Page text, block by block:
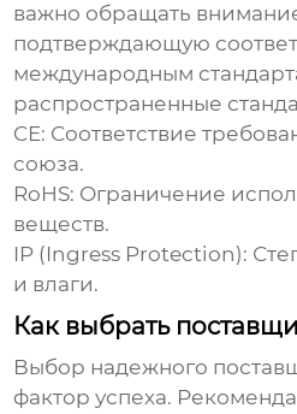
важно обращать
подтверждающую
международным
распространенные
CE: Соответствие
союза.
RoHS: Ограничение
веществ.
IP (Ingress Protection):
и влаги.
Как выбрать
Выбор надежного
фактор успеха.